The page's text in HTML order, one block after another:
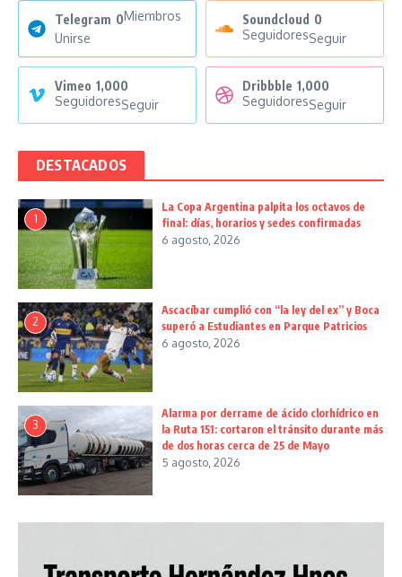
Telegram 0Miembros
Unirse
Soundcloud 0
SeguidoresSeguir
Vimeo 1,000
SeguidoresSeguir
Dribbble 1,000
SeguidoresSeguir
DESTACADOS
1
La Copa Argentina palpita los octavos de
final: días, horarios y sedes confirmadas
6 agosto, 2026
2
Ascacíbar cumplió con “la ley del ex” y Boca
superó a Estudiantes en Parque Patricios
6 agosto, 2026
3
Alarma por derrame de ácido clorhídrico en
la Ruta 151: cortaron el tránsito durante más
de dos horas cerca de 25 de Mayo
5 agosto, 2026